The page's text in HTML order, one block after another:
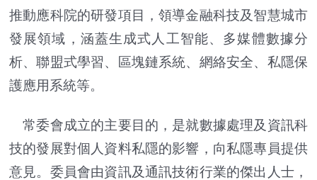
推動應科院的研發項目，領導金融科技及智慧城市
發展領域，涵蓋生成式人工智能、多媒體數據分
析、聯盟式學習、區塊鏈系統、網絡安全、私隱保
護應用系統等。
常委會成立的主要目的，是就數據處理及資訊科
技的發展對個人資料私隱的影響，向私隱專員提供
意見。委員會由資訊及通訊技術行業的傑出人士，